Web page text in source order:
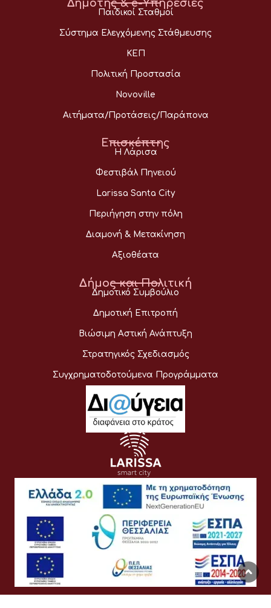
Δημότης & e-Υπηρεσίες
Παιδικοί Σταθμοί
Σύστημα Ελεγχόμενης Στάθμευσης
ΚΕΠ
Πολιτική Προστασία
Novoville
Αιτήματα/Προτάσεις/Παράπονα
Επισκέπτης
Η Λάρισα
Φεστιβάλ Πηνειού
Larissa Santa City
Περιήγηση στην πόλη
Διαμονή & Μετακίνηση
Αξιοθέατα
Δήμος και Πολιτική
Δημοτικό Συμβούλιο
Δημοτική Επιτροπή
Βιώσιμη Αστική Ανάπτυξη
Στρατηγικός Σχεδιασμός
Συγχρηματοδοτούμενα Προγράμματα